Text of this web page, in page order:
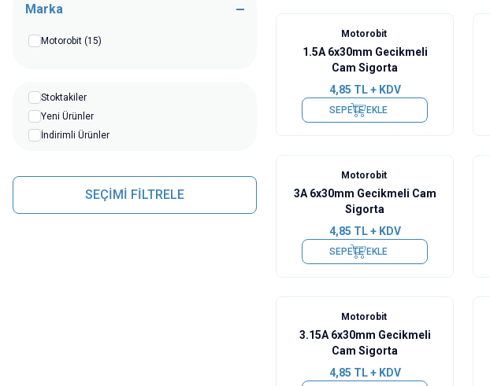
Marka
Motorobit (15)
Stoktakiler
Yeni Ürünler
İndirimli Ürünler
SEÇİMİ FİLTRELE
Motorobit
1.5A 6x30mm Gecikmeli
Cam Sigorta
4,85 TL + KDV
SEPETE EKLE
Motorobit
3A 6x30mm Gecikmeli Cam
Sigorta
4,85 TL + KDV
SEPETE EKLE
Motorobit
3.15A 6x30mm Gecikmeli
Cam Sigorta
4,85 TL + KDV